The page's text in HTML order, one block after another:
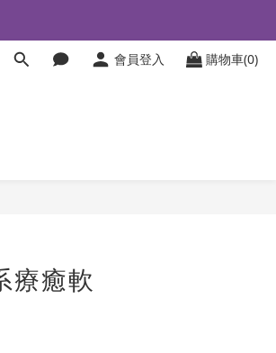
會員登入 購物車(0)
療癒軟